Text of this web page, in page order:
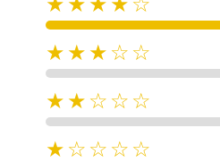
★★★☆☆
★★☆☆☆
★☆☆☆☆